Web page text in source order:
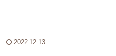
2022.12.13